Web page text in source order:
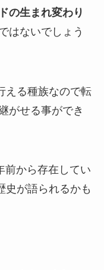
の生まれ変わり
はないでしょう
える種族なので転
がせる事ができ
前から存在してい
史が語られるかも